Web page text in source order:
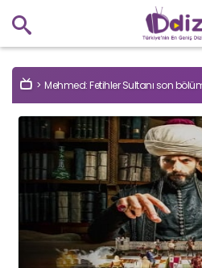
Mehmed: Fetihler Sultanı son